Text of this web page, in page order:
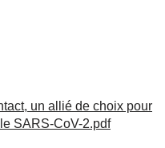
un allié de choix pour
SARS-CoV-2.pdf